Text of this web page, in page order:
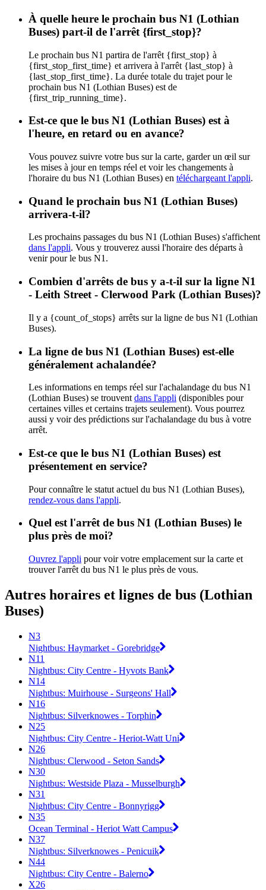
À quelle heure le prochain bus N1 (Lothian
Buses) part-il de l'arrêt {first_stop}?
Le prochain bus N1 partira de l'arrêt {first_stop} à
{first_stop_first_time} et arrivera à l'arrêt {last_stop} à
{last_stop_first_time}. La durée totale du trajet pour le
prochain bus N1 (Lothian Buses) est de
{first_trip_running_time}.
Est-ce que le bus N1 (Lothian Buses) est à
l'heure, en retard ou en avance?
Vous pouvez suivre votre bus sur la carte, garder un œil sur
les mises à jour en temps réel et voir les changements à
l'horaire du bus N1 (Lothian Buses) en téléchargeant l'appli.
Quand le prochain bus N1 (Lothian Buses)
arrivera-t-il?
Les prochains passages du bus N1 (Lothian Buses) s'affichent
dans l'appli. Vous y trouverez aussi l'horaire des départs à
venir pour le bus N1.
Combien d'arrêts de bus y a-t-il sur la ligne N1
- Leith Street - Clerwood Park (Lothian Buses)?
Il y a {count_of_stops} arrêts sur la ligne de bus N1 (Lothian
Buses).
La ligne de bus N1 (Lothian Buses) est-elle
généralement achalandée?
Les informations en temps réel sur l'achalandage du bus N1
(Lothian Buses) se trouvent dans l'appli (disponibles pour
certaines villes et certains trajets seulement). Vous pourrez
aussi y voir des prédictions sur l'achalandage du bus à votre
arrêt.
Est-ce que le bus N1 (Lothian Buses) est
présentement en service?
Pour connaître le statut actuel du bus N1 (Lothian Buses),
rendez-vous dans l'appli.
Quel est l'arrêt de bus N1 (Lothian Buses) le
plus près de moi?
Ouvrez l'appli pour voir votre emplacement sur la carte et
trouver l'arrêt du bus N1 le plus près de vous.
Autres horaires et lignes de bus (Lothian
Buses)
N3
Nightbus: Haymarket - Gorebridge
N11
Nightbus: City Centre - Hyvots Bank
N14
Nightbus: Muirhouse - Surgeons' Hall
N16
Nightbus: Silverknowes - Torphin
N25
Nightbus: City Centre - Heriot-Watt Uni
N26
Nightbus: Clerwood - Seton Sands
N30
Nightbus: Westside Plaza - Musselburgh
N31
Nightbus: City Centre - Bonnyrigg
N35
Ocean Terminal - Heriot Watt Campus
N37
Nightbus: Silverknowes - Penicuik
N44
Nightbus: City Centre - Balerno
X26